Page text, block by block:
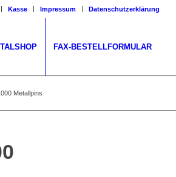
Kasse Impressum Datenschutzerklärung
FAX-BESTELLFORMULAR
Metallpins